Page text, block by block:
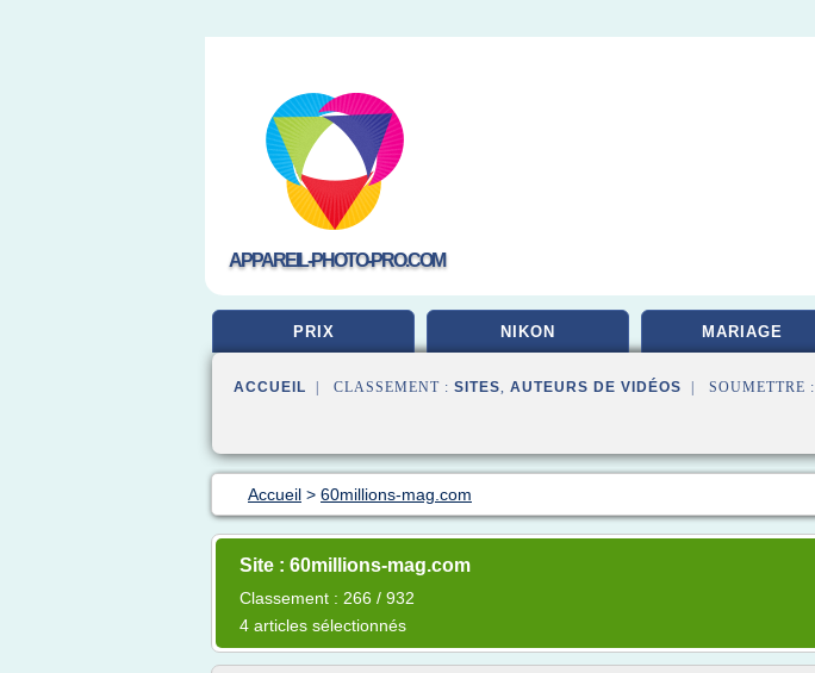
APPAREIL-PHOTO-PRO.COM
PRIX NIKON MARIAGE
ACCUEIL | CLASSEMENT : SITES, AUTEURS DE VIDÉOS | SOUMETTRE :
Accueil > 60millions-mag.com
Site : 60millions-mag.com
Classement : 266 / 932
4 articles sélectionnés